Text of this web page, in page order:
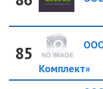
85
ООО
Комплект»